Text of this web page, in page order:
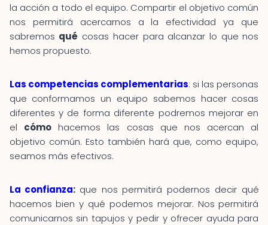
la acción a todo el equipo. Compartir el objetivo común
nos permitirá acercarnos a la efectividad ya que
sabremos qué cosas hacer para alcanzar lo que nos
hemos propuesto.
Las competencias complementarias: si las personas
que conformamos un equipo sabemos hacer cosas
diferentes y de forma diferente podremos mejorar en
el cómohacemos las cosas que nos acercan al
objetivo común. Esto también hará que, como equipo,
seamos más efectivos.
La confianza: que nos permitirá podernos decir qué
hacemos bien y qué podemos mejorar. Nos permitirá
comunicarnos sin tapujos y pedir y ofrecer ayuda para